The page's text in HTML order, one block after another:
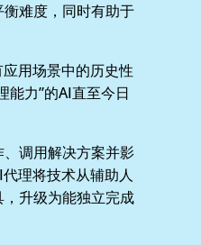
难度，同时有助于
用场景中的历史性
能力”的AI直至今日
调用解决方案并影
理将技术从辅助人
升级为能独立完成